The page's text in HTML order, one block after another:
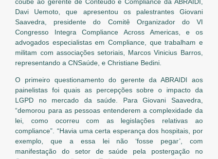
Davi Uemoto, que apresentou os palestrantes Giovani
Saavedra, presidente do Comitê Organizador do VI
Congresso Integra Compliance Across Americas, e os
advogados especialistas em Compliance, que trabalham e
militam com associações setoriais, Marcos Vinicius Barros,
representando a CNSaúde, e Christiane Bedini.
O primeiro questionamento do gerente da ABRAIDI aos
painelistas foi quais as percepções sobre o impacto da
LGPD no mercado da saúde. Para Giovani Saavedra,
“demorou para as pessoas entenderem a complexidade da
lei, como ocorreu com as legislações relativas ao
compliance”. “Havia uma certa esperança dos hospitais, por
exemplo, que a essa lei não ‘fosse pegar’, com
manifestação do setor de saúde pela postergação no